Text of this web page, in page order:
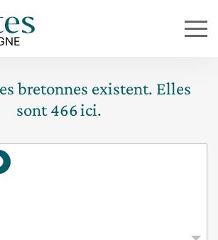
bretonnes existent. Elles
sont466ici.